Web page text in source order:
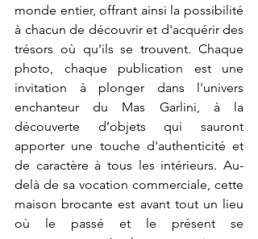
monde entier, offrant ainsi la possibilité
à chacun de découvrir et d'acquérir des
trésors où qu'ils se trouvent. Chaque
photo, chaque publication est une
invitation à plonger dans l'univers
enchanteur du Mas Garlini, à la
découverte d’objets qui sauront
apporter une touche d'authenticité et
de caractère à tous les intérieurs. Au-
delà de sa vocation commerciale, cette
maison brocante est avant tout un lieu
où le passé et le présent se